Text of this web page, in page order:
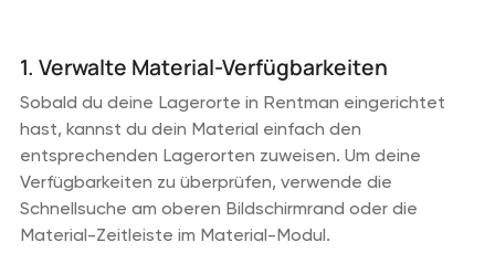
1. Verwalte Material-Verfügbarkeiten
Sobald du deine Lagerorte in Rentman eingerichtet
hast, kannst du dein Material einfach den
entsprechenden Lagerorten zuweisen. Um deine
Verfügbarkeiten zu überprüfen, verwende die
Schnellsuche am oberen Bildschirmrand oder die
Material-Zeitleiste im Material-Modul.